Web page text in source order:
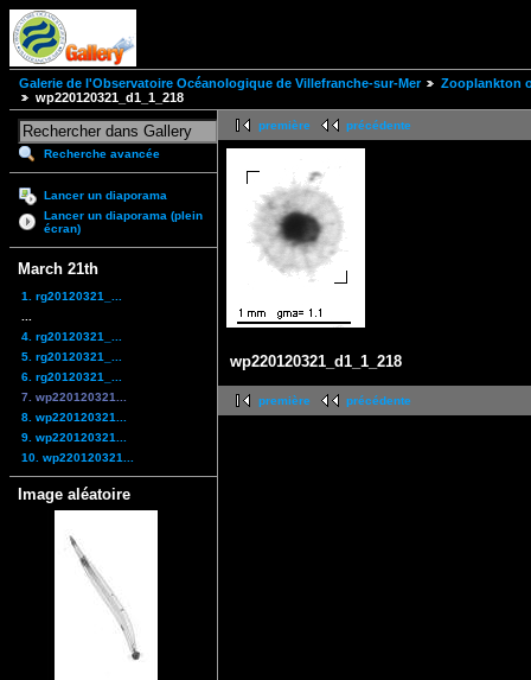
Galerie de l'Observatoire Océanologique de Villefranche-sur-Mer
Zooplankton
wp220120321_d1_1_218
Recherche avancée
Lancer un diaporama
Lancer un diaporama (plein
écran)
March 21th
1. rg20120321_...
4. rg20120321_...
5. rg20120321_...
6. rg20120321_...
7. wp220120321...
8. wp220120321...
9. wp220120321...
10. wp220120321...
Image aléatoire
première précédente
wp220120321_d1_1_218
première précédente